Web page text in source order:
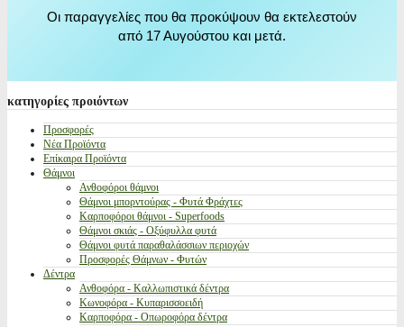
Οι παραγγελίες που θα προκύψουν θα εκτελεστούν
από 17 Αυγούστου και μετά.
κατηγορίες προιόντων
Προσφορές
Νέα Προϊόντα
Επίκαιρα Προϊόντα
Θάμνοι
Ανθοφόροι θάμνοι
Θάμνοι μπορντούρας - Φυτά Φράχτες
Καρποφόροι θάμνοι - Superfoods
Θάμνοι σκιάς - Οξύφυλλα φυτά
Θάμνοι φυτά παραθαλάσσιων περιοχών
Προσφορές Θάμνων - Φυτών
Δέντρα
Ανθοφόρα - Καλλωπιστικά δέντρα
Κωνοφόρα - Κυπαρισσοειδή
Καρποφόρα - Οπωροφόρα δέντρα